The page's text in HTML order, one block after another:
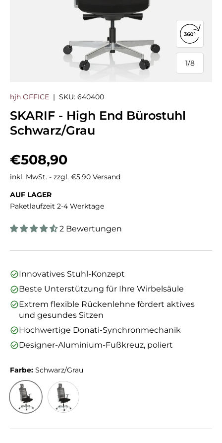
1/
von
8
360°-
hjh OFFICE | SKU: 640400
SKARIF - High End Bürostuhl
Schwarz/Grau
Normaler Preis
€508,90
inkl. MwSt. - zzgl. €5,90 Versand
AUF LAGER
Paketlaufzeit 2-4 Werktage
2 Bewertungen
Innovatives Stuhl-Konzept
Beste Unterstützung für Ihre Wirbelsäule
Extrem flexible Rückenlehne fördert aktives
und gesundes Sitzen
Hochwertige Donati-Synchronmechanik
Designer-Aluminium-Fußkreuz, poliert
Farbe: Schwarz/Grau
Schwarz/Grau